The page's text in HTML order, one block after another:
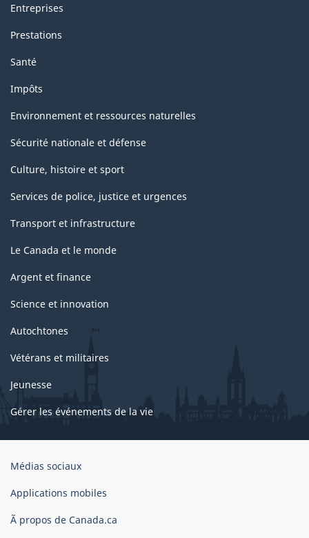
Entreprises
Prestations
Santé
Impôts
Environnement et ressources naturelles
Sécurité nationale et défense
Culture, histoire et sport
Services de police, justice et urgences
Transport et infrastructure
Le Canada et le monde
Argent et finance
Science et innovation
Autochtones
Vétérans et militaires
Jeunesse
Gérer les événements de la vie
Organisation
gouvernement
Canada
Médias sociaux
Applications mobiles
Ã propos de Canada.ca